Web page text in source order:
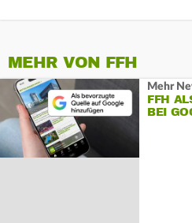
MEHR VON FFH
Mehr
FFH
BEI